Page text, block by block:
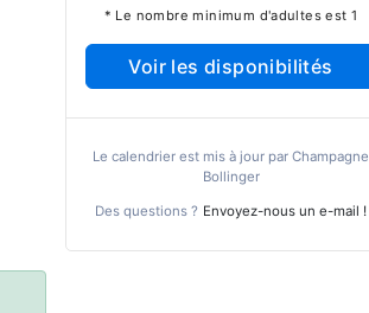
* Le nombre minimum d'adultes est 1
Voir les disponibilités
Le calendrier est mis à jour par Champagne
Bollinger
Des questions ? Envoyez-nous un e-mail !